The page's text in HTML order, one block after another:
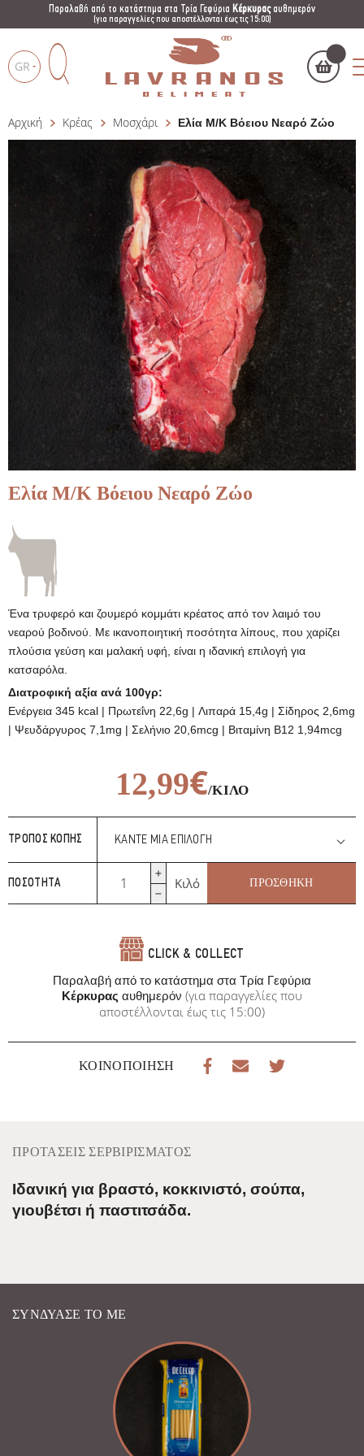
Παραλαβή από το κατάστημα στα Τρία Γεφύρια Κέρκυραςαυθημερόν
(για παραγγελίες που αποστέλλονται έως τις 15:00)
GR
Products Το καλάθι μου ()
ΑΓΌΡΑΣΕ ΤΏΡΑ
Αρχική Κρέας Μοσχάρι Ελία Μ/Κ Βόειου Νεαρό Ζώο
Ελία Μ/Κ Βόειου Νεαρό Ζώο
Ένα τρυφερό και ζουμερό κομμάτι κρέατος από τον λαιμό του
νεαρού βοδινού. Με ικανοποιητική ποσότητα λίπους, που χαρίζει
πλούσια γεύση και μαλακή υφή, είναι η ιδανική επιλογή για
κατσαρόλα.
Διατροφική αξία ανά 100γρ:
Ενέργεια 345 kcal | Πρωτεΐνη 22,6g | Λιπαρά 15,4g | Σίδηρος 2,6mg
| Ψευδάργυρος 7,1mg | Σελήνιο 20,6mcg | Βιταμίνη B12 1,94mcg
12,99€/ΚΙΛΌ
12,99€
ΤΡΌΠΟΣ ΚΟΠΉΣ
ΠΟΣΌΤΗΤΑ
Κ
Νεαρό
Ζώο
ποσότητα
Κιλό ΠΡΟΣΘΉΚΗ
CLICK & COLLECT
Παραλαβή από το κατάστημα στα Τρία Γεφύρια
Κέρκυρας αυθημερόν (για παραγγελίες που
αποστέλλονται έως τις 15:00)
ΚΟΙΝΟΠΟΊΗΣΗ
ΠΡΟΤΆΣΕΙΣ ΣΕΡΒΙΡΊΣΜΑΤΟΣ
Ιδανική για βραστό, κοκκινιστό, σούπα,
γιουβέτσι ή παστιτσάδα.
ΣΥΝΔΎΑΣΈ ΤΟ ΜΕ